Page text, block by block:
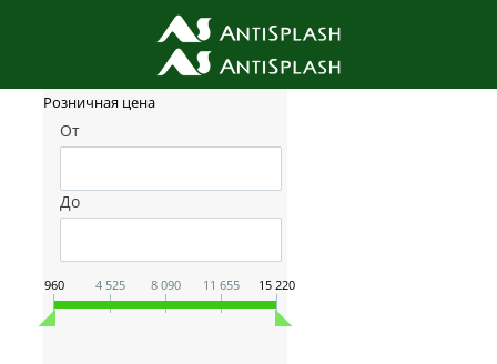
Фильтр товаров
Розничная цена
От
До
960 4 525 8 090 11 655 15 220